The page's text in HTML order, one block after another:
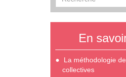
En
La méthodologie
collectives